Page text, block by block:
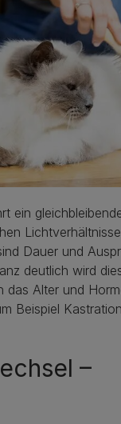
ein
Dauer und
deutlich wird
das Alter und
Beispiel
–